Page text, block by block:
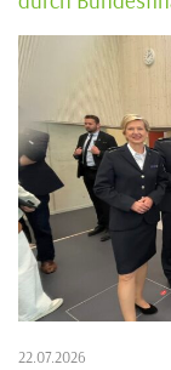
22.07.2026